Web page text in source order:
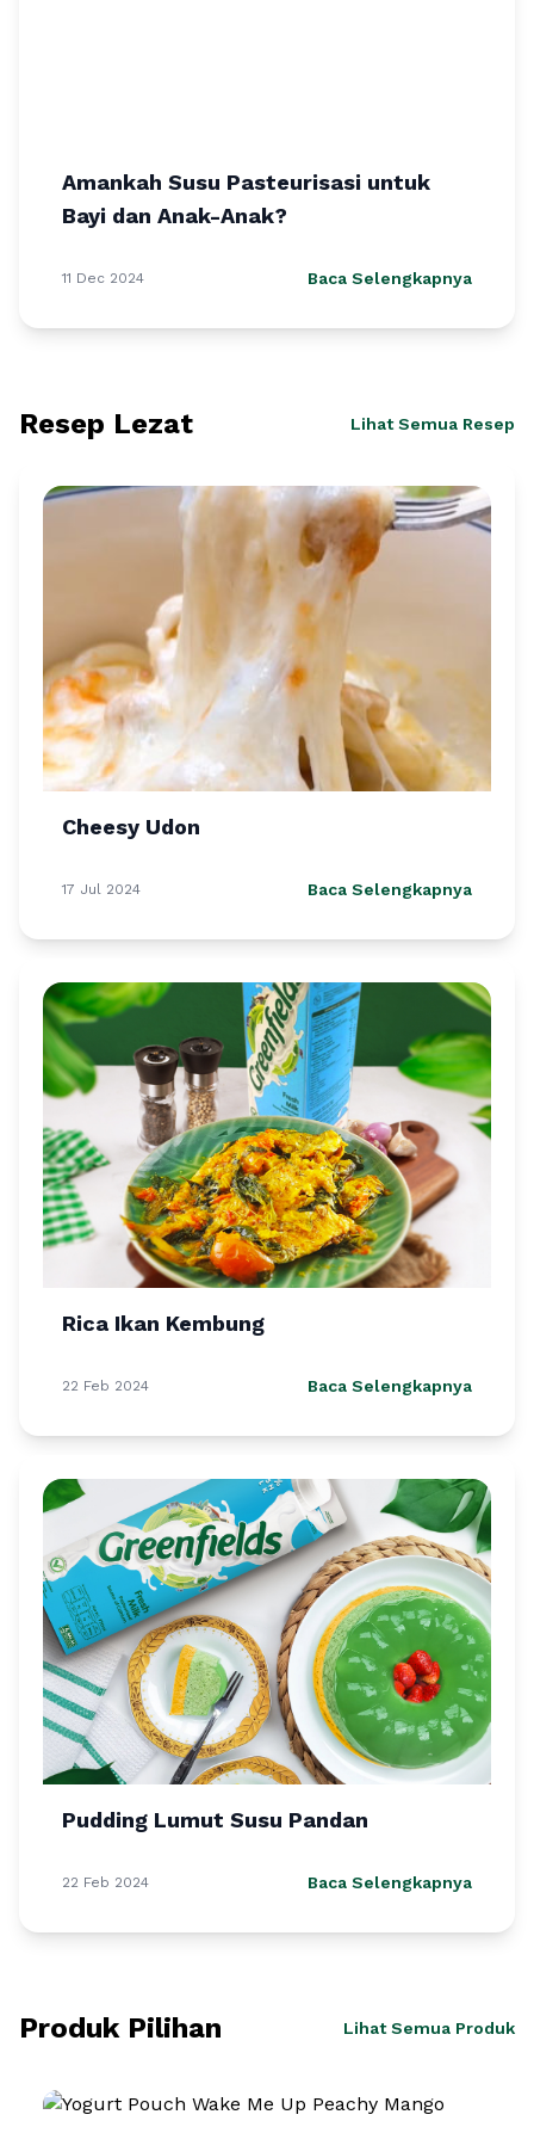
Amankah Susu Pasteurisasi untuk
Bayi dan Anak-Anak?
11 Dec 2024 Baca Selengkapnya
Resep Lezat Lihat Semua Resep
Cheesy Udon
17 Jul 2024 Baca Selengkapnya
Rica Ikan Kembung
22 Feb 2024 Baca Selengkapnya
Pudding Lumut Susu Pandan
22 Feb 2024 Baca Selengkapnya
Produk Pilihan Lihat Semua Produk